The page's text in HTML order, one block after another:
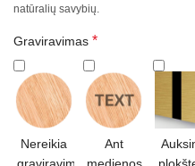
natūralių savybių.
Graviravimas *
Nereikia
Ant